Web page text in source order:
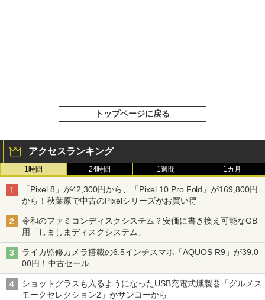
トップページに戻る
アクセスランキング
1時間 24時間 1週間 1カ月
「Pixel 8」が42,300円から、「Pixel 10 Pro Fold」が169,800円
から！秋葉原で中古のPixelシリーズがお買い得
令和のファミコンディスクシステム？安価に書き換え可能なGB
用「しましまディスクシステム」
ライカ監修カメラ搭載の6.5インチスマホ「AQUOS R9」が39,0
00円！中古セール
ショットグラスも入るようになったUSB充電式燻製器「グルメス
モークセレクション2」がサンコーから